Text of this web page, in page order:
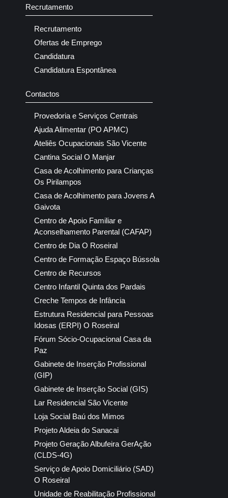
Recrutamento
Recrutamento
Ofertas de Emprego
Candidatura
Candidatura Espontânea
Contactos
Provedoria e Serviços Centrais
Ajuda Alimentar (PO APMC)
Ateliês Ocupacionais São Vicente
Cantina Social O Manjar
Casa de Acolhimento para Crianças
Os Pirilampos
Casa de Acolhimento para Jovens A
Gaivota
Centro de Apoio Familiar e
Aconselhamento Parental (CAFAP)
Centro de Dia O Roseiral
Centro de Formação Espaço Bússola
Centro de Recursos
Centro Infantil Quinta dos Pardais
Creche Tempos de Infância
Estrutura Residencial para Pessoas
Idosas (ERPI) O Roseiral
Fórum Sócio-Ocupacional Casa da
Paz
Gabinete de Inserção Profissional
(GIP)
Gabinete de Inserção Social (GIS)
Lar Residencial São Vicente
Loja Social Baú dos Mimos
Projeto Aldeia do Sanacai
Projeto Geração Albufeira GerAção
(CLDS-4G)
Serviço de Apoio Domiciliário (SAD)
O Roseiral
Unidade de Reabilitação Profissional